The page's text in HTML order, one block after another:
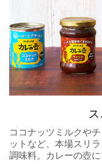
ココナッツミルクや
ットなど、本場スリ
調味料。カレーの壺